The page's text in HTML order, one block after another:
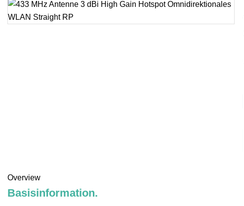
Overview
Basisinformation.